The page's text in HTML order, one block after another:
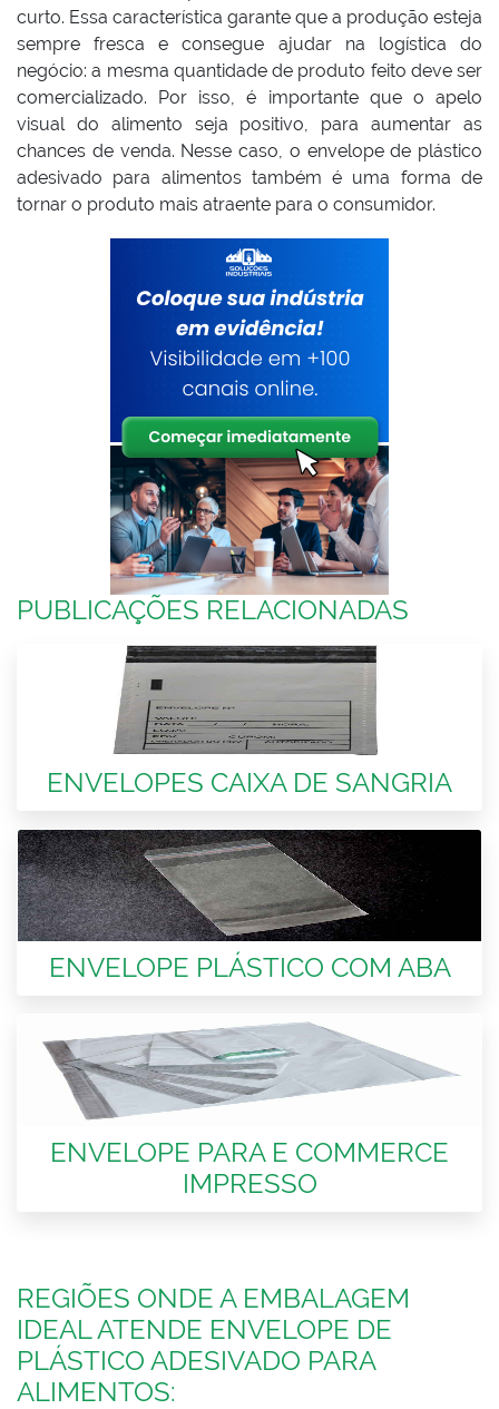
curto. Essa característica garante que a produção esteja
sempre fresca e consegue ajudar na logística do
negócio: a mesma quantidade de produto feito deve ser
comercializado. Por isso, é importante que o apelo
visual do alimento seja positivo, para aumentar as
chances de venda. Nesse caso, o envelope de plástico
adesivado para alimentos também é uma forma de
tornar o produto mais atraente para o consumidor.
PUBLICAÇÕES RELACIONADAS
ENVELOPES CAIXA DE SANGRIA
ENVELOPE PLÁSTICO COM ABA
ENVELOPE PARA E COMMERCE
IMPRESSO
REGIÕES ONDE A EMBALAGEM
IDEAL ATENDE ENVELOPE DE
PLÁSTICO ADESIVADO PARA
ALIMENTOS: